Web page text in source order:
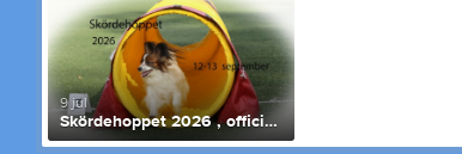
9 jul
Skördehoppet 2026 , officiella agilitytävlingar